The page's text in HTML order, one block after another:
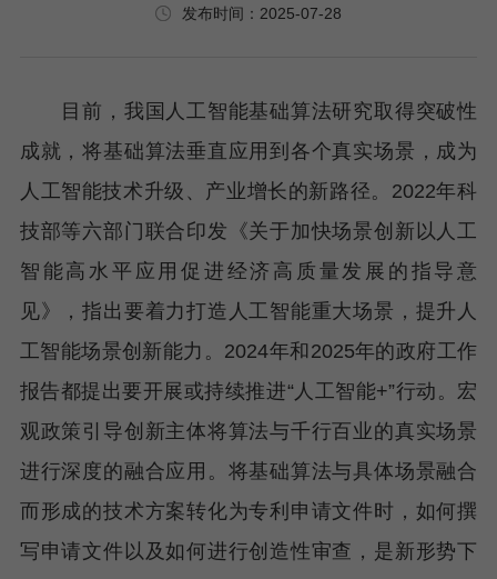
发布时间：2025-07-28
目前，我国人工智能基础算法研究取得突破性
成就，将基础算法垂直应用到各个真实场景，成为
人工智能技术升级、产业增长的新路径。2022年科
技部等六部门联合印发《关于加快场景创新以人工
智能高水平应用促进经济高质量发展的指导意
见》，指出要着力打造人工智能重大场景，提升人
工智能场景创新能力。2024年和2025年的政府工作
报告都提出要开展或持续推进“人工智能+”行动。宏
观政策引导创新主体将算法与千行百业的真实场景
进行深度的融合应用。将基础算法与具体场景融合
而形成的技术方案转化为专利申请文件时，如何撰
写申请文件以及如何进行创造性审查，是新形势下